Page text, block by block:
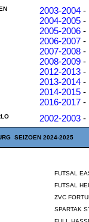
2003-2004 -
2004-2005 -
2005-2006 -
2006-2007 -
2007-2008 -
2008-2009 -
2012-2013 -
2013-2014 -
2014-2015 -
2016-2017 -
2002-2003 -
SEIZOEN 2024-2025
FUTSAL
FUTSAL
ZVC
SPARTAK